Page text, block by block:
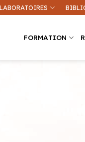
LABORATOIRES
FORMATION